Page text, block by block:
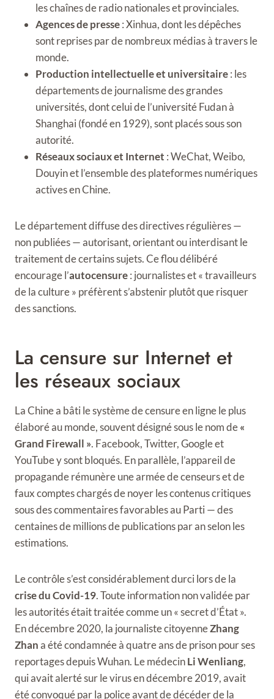
les chaînes de radio nationales et provinciales.
Agences de presse: Xinhua, dont les dépêches
sont reprises par de nombreux médias à travers le
monde.
Production intellectuelle et universitaire: les
départements de journalisme des grandes
universités, dont celui de l’université Fudan à
Shanghai (fondé en 1929), sont placés sous son
autorité.
Réseaux sociaux et Internet : WeChat, Weibo,
Douyin et l’ensemble des plateformes numériques
actives en Chine.
Le département diffuse des directives régulières —
non publiées — autorisant, orientant ou interdisant le
traitement de certains sujets. Ce flou délibéré
encourage l’autocensure: journalistes et « travailleurs
de la culture » préfèrent s’abstenir plutôt que risquer
des sanctions.
La censure sur Internet et
les réseaux sociaux
La Chine a bâti le système de censure en ligne le plus
élaboré au monde, souvent désigné sous le nom de«
Grand Firewall ». Facebook, Twitter, Google et
YouTube y sont bloqués. En parallèle, l’appareil de
propagande rémunère une armée de censeurs et de
faux comptes chargés de noyer les contenus critiques
sous des commentaires favorables au Parti — des
centaines de millions de publications par an selon les
estimations.
Le contrôle s’est considérablement durci lors de la
crise du Covid-19. Toute information non validée par
les autorités était traitée comme un « secret d’État ».
En décembre 2020, la journaliste citoyenneZhang
Zhana été condamnée à quatre ans de prison pour ses
reportages depuis Wuhan. Le médecinLi Wenliang,
qui avait alerté sur le virus en décembre 2019, avait
été convoqué par la police avant de décéder de la